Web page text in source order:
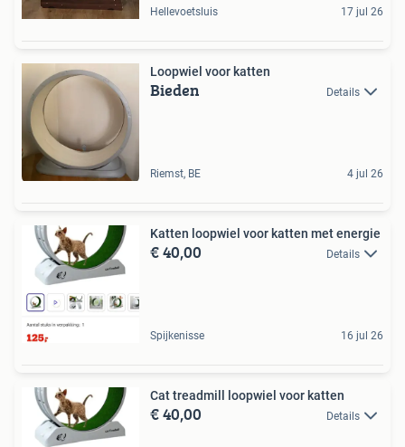
Hellevoetsluis 17 jul 26
Loopwiel voor katten
Bieden Details
Riemst, BE 4 jul 26
Katten loopwiel voor katten met energie
€ 40,00 Details
Spijkenisse 16 jul 26
Cat treadmill loopwiel voor katten
€ 40,00 Details